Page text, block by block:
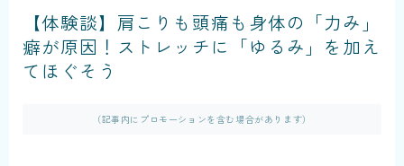
【体験談】肩こりも頭痛も身体の「力み」
癖が原因！ストレッチに「ゆるみ」を加え
てほぐそう
（記事内にプロモーションを含む場合があります）